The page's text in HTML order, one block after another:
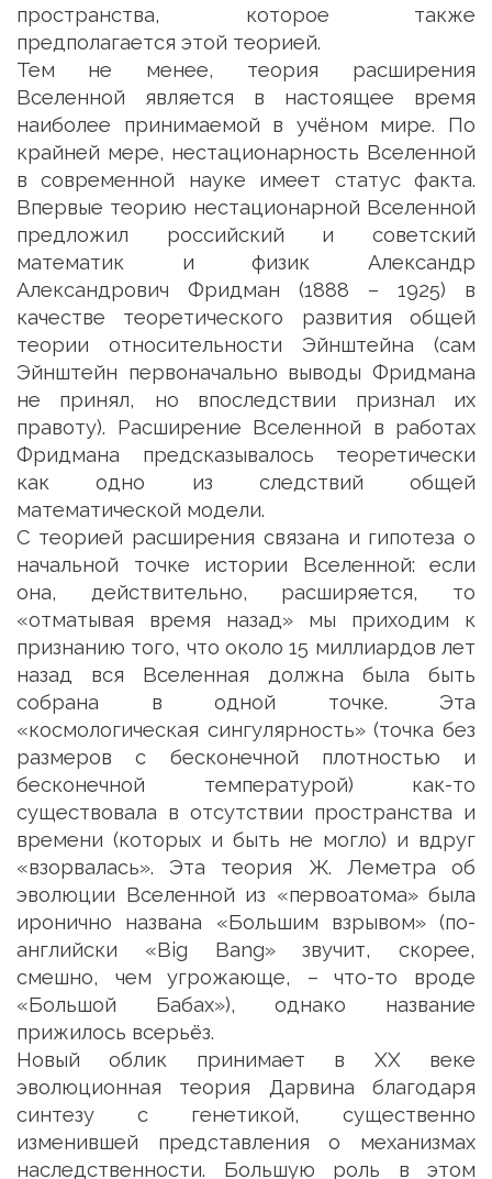
пространства, которое также
предполагается этой теорией.
Тем не менее, теория расширения
Вселенной является в настоящее время
наиболее принимаемой в учёном мире. По
крайней мере, нестационарность Вселенной
в современной науке имеет статус факта.
Впервые теорию нестационарной Вселенной
предложил российский и советский
математик и физик Александр
Александрович Фридман (1888 – 1925) в
качестве теоретического развития общей
теории относительности Эйнштейна (сам
Эйнштейн первоначально выводы Фридмана
не принял, но впоследствии признал их
правоту). Расширение Вселенной в работах
Фридмана предсказывалось теоретически
как одно из следствий общей
математической модели.
С теорией расширения связана и гипотеза о
начальной точке истории Вселенной: если
она, действительно, расширяется, то
«отматывая время назад» мы приходим к
признанию того, что около 15 миллиардов лет
назад вся Вселенная должна была быть
собрана в одной точке. Эта
«космологическая сингулярность» (точка без
размеров с бесконечной плотностью и
бесконечной температурой) как-то
существовала в отсутствии пространства и
времени (которых и быть не могло) и вдруг
«взорвалась». Эта теория Ж. Леметра об
эволюции Вселенной из «первоатома» была
иронично названа «Большим взрывом» (по-
английски «Big Bang» звучит, скорее,
смешно, чем угрожающе, – что-то вроде
«Большой Бабах»), однако название
прижилось всерьёз.
Новый облик принимает в XX веке
эволюционная теория Дарвина благодаря
синтезу с генетикой, существенно
изменившей представления о механизмах
наследственности. Большую роль в этом